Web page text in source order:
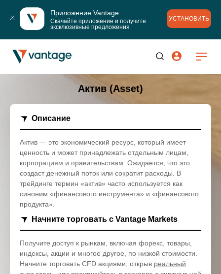
Приложение Vantage
Скачайте приложение и получите
эксклюзивные предложения
УСТАНОВИТЬ
Актив (Asset)
Описание
Актив — это экономический ресурс, который имеет
ценность и может принадлежать отдельным лицам,
корпорациям и правительствам. Ожидается, что это
создаст денежный поток или сократит расходы. В
трейдинге термин «актив» часто используется как
синоним «финансового инструмента» и «финансового
продукта».
Начните торговать с Vantage Markets
Получите доступ к рынкам, включая форекс, товары,
индексы, акции и многое другое, по низкой стоимости.
Начните торговать CFD акциями, открыв реальный